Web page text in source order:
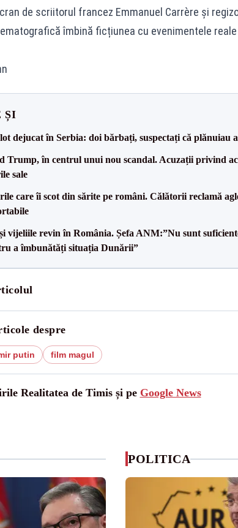
de scriitorul francez Emmanuel Carrère și
îmbină ficțiunea cu evenimentele
ȘI
dejucat în Serbia: doi bărbați, suspectați că plănuiau
Trump, în centrul unui nou scandal. Acuzații privind
sale
care îi scot din sărite pe români. Călătorii reclamă
vijeliile revin în România. Șefa ANM:”Nu sunt
a îmbunătăți situația Dunării”
despre
putin film magul
Realitatea de Timis și pe Google News
POLITICA